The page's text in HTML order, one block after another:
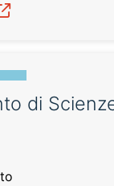
di